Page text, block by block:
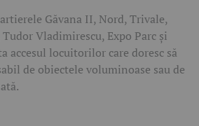
Găvana II, Nord, Trivale,
Tudor Vladimirescu, Expo Parc și
accesul locuitorilor care doresc să
de obiectele voluminoase sau de